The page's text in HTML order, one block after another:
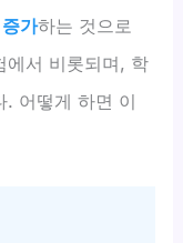
가하는 것으로
에서 비롯되며, 학
. 어떻게 하면 이